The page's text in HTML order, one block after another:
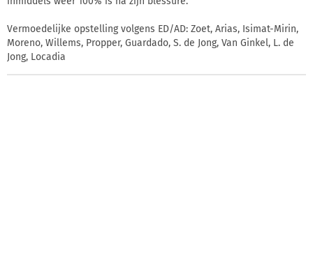
Vermoedelijke opstelling volgens ED/AD: Zoet, Arias, Isimat-Mirin,
Moreno, Willems, Propper, Guardado, S. de Jong, Van Ginkel, L. de
Jong, Locadia